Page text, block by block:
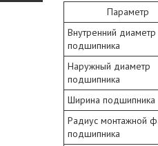
Параметр
Внутренний диаметр
подшипника
Наружный диаметр
подшипника
Ширина подшипника
Радиус монтажной
подшипника